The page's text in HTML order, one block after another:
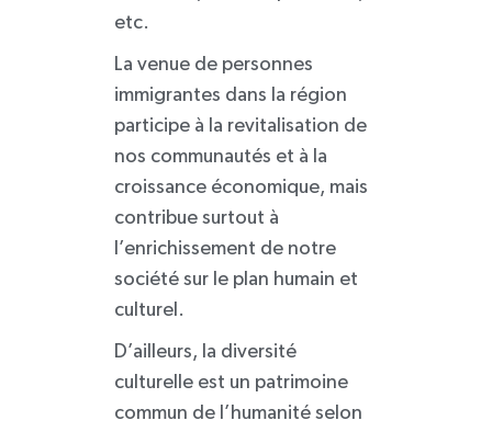
etc.
La venue de personnes
immigrantes dans la région
participe à la revitalisation de
nos communautés et à la
croissance économique, mais
contribue surtout à
l’enrichissement de notre
société sur le plan humain et
culturel.
D’ailleurs, la diversité
culturelle est un patrimoine
commun de l’humanité selon